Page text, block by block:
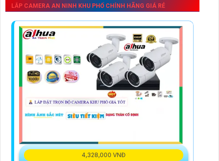
LẮP CAMERA AN NINH KHU PHỐ CHÍNH HÃNG GIÁ RẺ
4,328,000 VNĐ